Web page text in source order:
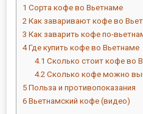
1 Сорта кофе во Вьетнаме
2 Как заваривают кофе во
3 Как заварить кофе по-
4Где купить кофе во Вьетнаме
4.1 Сколько стоит кофе во
4.2 Сколько кофе можно
5 Польза и противопоказания
6 Вьетнамский кофе (видео)